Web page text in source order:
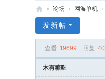
焰
» 论坛 › 网游单机 ›
发新帖
查看: 19699 回复: 40
木有糖吃